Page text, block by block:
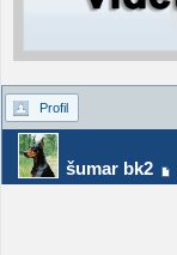
Profil
šumar bk2